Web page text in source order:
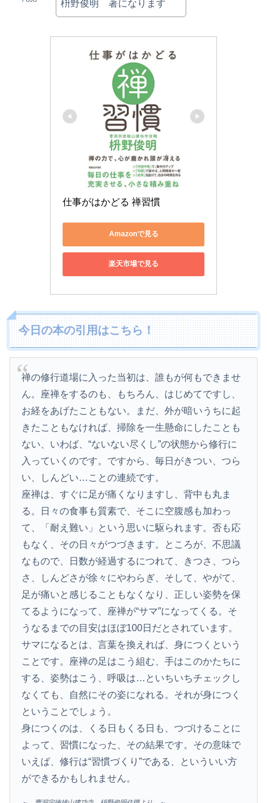
枡野俊明 著になります
仕事がはかどる 禅習慣
Amazonで見る
楽天市場で見る
今日の本の引用はこちら！
禅の修行道場に入った当初は、誰もが何もできませ
ん。座禅をするのも、もちろん、はじめてですし、
お経をあげたこともない。まだ、外が暗いうちに起
きたこともなければ、掃除を一生懸命にしたことも
ない、いわば、“ないない尽くし”の状態から修行に
入っていくのです。ですから、毎日がきつい、つら
い、しんどい…ことの連続です。
座禅は、すぐに足が痛くなりますし、背中も丸ま
る。日々の食事も質素で、そこに空腹感も加わっ
て、「耐え難い」という思いに駆られます。否も応
もなく、その日々がつづきます。ところが、不思議
なもので、日数が経過するにつれて、きつさ、つら
さ、しんどさが徐々にやわらぎ、そして、やがて、
足が痛いと感じることもなくなり、正しい姿勢を保
てるようになって、座禅が“サマ”になってくる。そ
うなるまでの目安はほぼ100日だとされています。
サマになるとは、言葉を換えれば、身につくという
ことです。座禅の足はこう組む、手はこのかたちに
する、姿勢はこう、呼吸は…といちいちチェックし
なくても、自然にその姿になれる。それが身につく
ということでしょう。
身につくのは、くる日もくる日も、つづけることに
よって、習慣になった、その結果です。その意味で
いえば、修行は“習慣づくり”である、といういい方
ができるかもしれません。